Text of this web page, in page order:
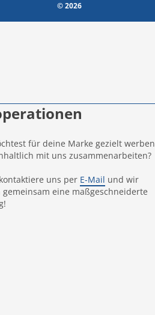
© 2026
für deine Marke gezielt werben
mit uns zusammenarbeiten?
uns per E-Mail und wir
eine maßgeschneiderte